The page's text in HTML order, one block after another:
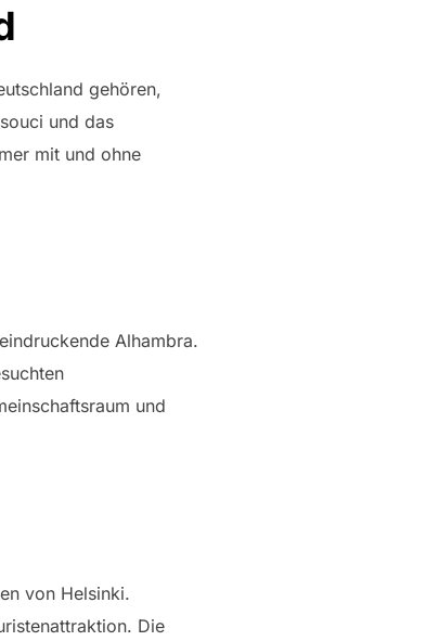
gehören,
und das
mit und ohne
Alhambra.
und
von Helsinki.
Die